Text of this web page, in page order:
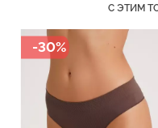
С ЭТИМ
-30%